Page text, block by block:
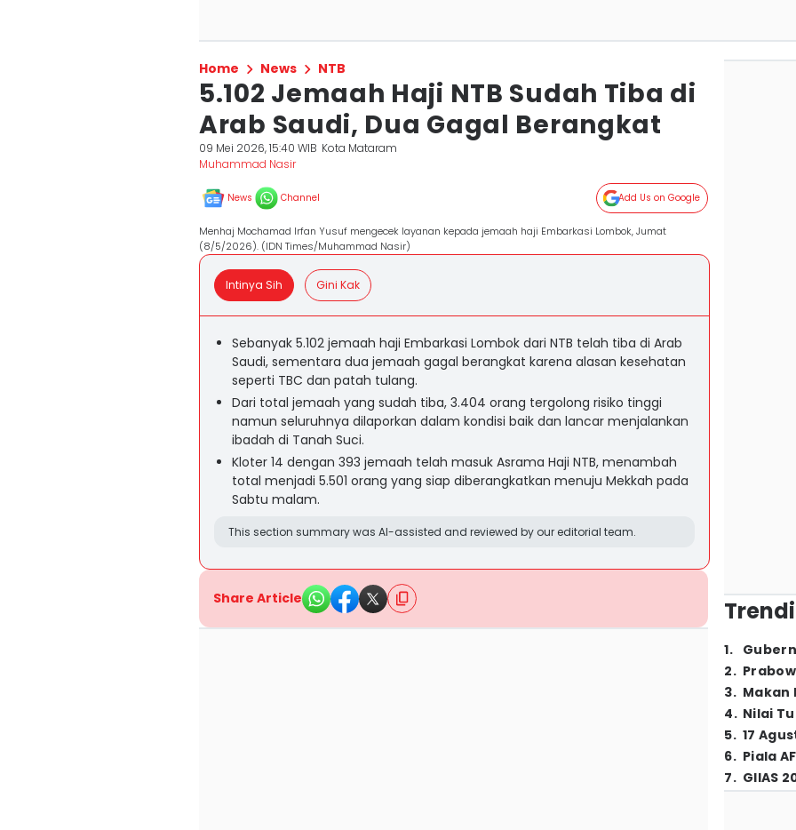
Home News NTB
5.102 Jemaah Haji NTB Sudah Tiba di
Arab Saudi, Dua Gagal Berangkat
09 Mei 2026, 15:40 WIB Kota Mataram
Muhammad Nasir
News Channel Add Us on Google
Menhaj Mochamad Irfan Yusuf mengecek layanan kepada jemaah haji Embarkasi Lombok, Jumat
(8/5/2026). (IDN Times/Muhammad Nasir)
Intinya Sih Gini Kak
Sebanyak 5.102 jemaah haji Embarkasi Lombok dari NTB telah tiba di Arab
Saudi, sementara dua jemaah gagal berangkat karena alasan kesehatan
seperti TBC dan patah tulang.
Dari total jemaah yang sudah tiba, 3.404 orang tergolong risiko tinggi
namun seluruhnya dilaporkan dalam kondisi baik dan lancar menjalankan
ibadah di Tanah Suci.
Kloter 14 dengan 393 jemaah telah masuk Asrama Haji NTB, menambah
total menjadi 5.501 orang yang siap diberangkatkan menuju Mekkah pada
Sabtu malam.
This section summary was AI-assisted and reviewed by our editorial team.
Share Article
1.
2.
3. Makan
4. Nilai
5. 17
6. Piala
7. GIIAS